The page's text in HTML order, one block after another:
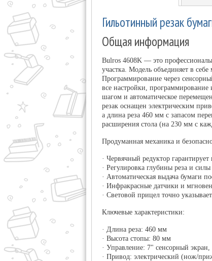
Гильотинный резак
Общая информация
Bulros 4608K — это
участка. Модель объединяет в
Программирование через
все настройки,
шагом и автоматическое
резак оснащен электрическим
а длина реза 460 мм с запасом
расширения стола (на 230 мм с
Продуманная механика и
· Червячный редуктор
· Регулировка глубины реза и
· Автоматическая выдача бумаги
· Инфракрасные датчики и
· Световой прицел точно
Ключевые характеристики:
· Длина реза: 460 мм
· Высота стопы: 80 мм
· Управление: 7" сенсорный
· Привод: электрический (нож/